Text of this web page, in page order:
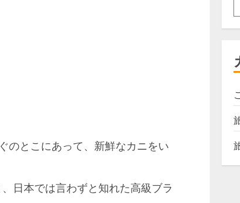
のとこにあって、新鮮なカニをい
、日本では言わずと知れた高級ブラ